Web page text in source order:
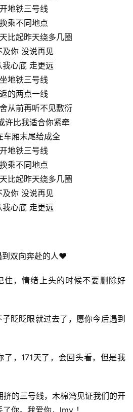
地铁三号线
乘不同地点
比起昨天绕多几圈
及你 没说再见
我心底 走更远
地铁三号线
的两点一线
从前再听不见敷衍
许比我适合你紧牵
车厢末尾给成全
地铁三号线
乘不同地点
比起昨天绕多几圈
及你 没说再见
我心底 走更远
到双向奔赴的人❤️
住，情绪上头的时候不要删除好
眨眨眼就过去了，愿你今后遇到
，171天了，会回头看，但是我
的三号线，木棉湾见证我们的开
你。我爱你，lmy ！